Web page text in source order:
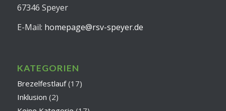
67346 Speyer
E-Mail: homepage@rsv-speyer.de
KATEGORIEN
Brezelfestlauf(17)
Inklusion (2)